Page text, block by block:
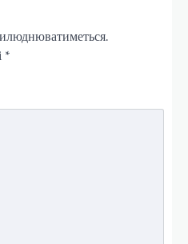
*